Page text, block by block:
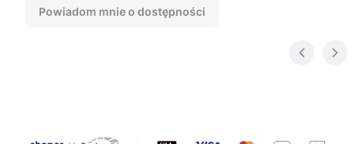
Powiadom mnie o dostępności